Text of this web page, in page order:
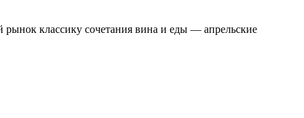
классику сочетания вина и еды — апрельские